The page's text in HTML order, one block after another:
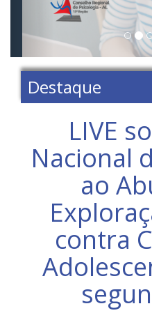
Destaque
LIVE
Nacional
ao
contra